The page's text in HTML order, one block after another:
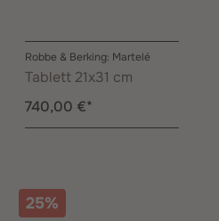
Robbe & Berking: Martelé
Tablett 21x31 cm
740,00 €*
25%